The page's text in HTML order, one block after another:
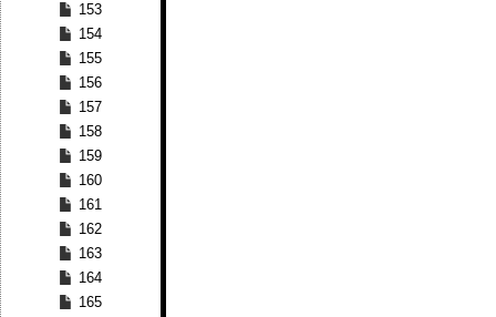
153
154
155
156
157
158
159
160
161
162
163
164
165